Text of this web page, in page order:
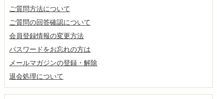
ご質問方法について
ご質問の回答確認について
会員登録情報の変更方法
パスワードをお忘れの方は
メールマガジンの登録・解除
退会処理について